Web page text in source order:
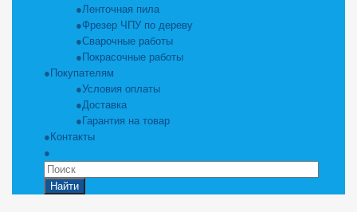
Ленточная пила
Фрезер ЧПУ по дереву
Сварочные работы
Покрасочные работы
Покупателям
Условия оплаты
Доставка
Гарантия на товар
Контакты
Найти